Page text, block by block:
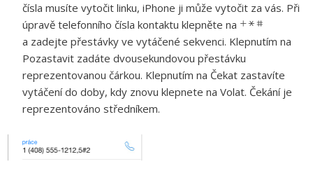
čísla musíte vytočit linku, iPhone ji může vytočit za vás. Při
úpravě telefonního čísla kontaktu klepněte na
a zadejte přestávky ve vytáčené sekvenci. Klepnutím na
Pozastavit zadáte dvousekundovou přestávku
reprezentovanou čárkou. Klepnutím na Čekat zastavíte
vytáčení do doby, kdy znovu klepnete na Volat. Čekání je
reprezentováno středníkem.